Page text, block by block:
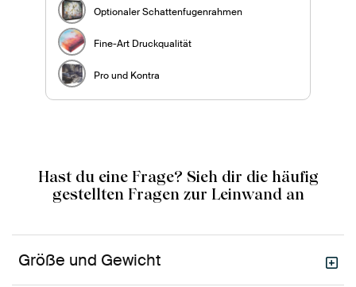
Optionaler Schattenfugenrahmen
Fine-Art Druckqualität
Pro und Kontra
Hast du eine Frage? Sieh dir die häufig
gestellten Fragen zur Leinwand an
Größe und Gewicht